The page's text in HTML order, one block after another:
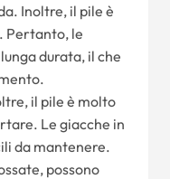
Inoltre, il pile è
Pertanto, le
durata, il che
il pile è molto
Le giacche in
da mantenere.
possono